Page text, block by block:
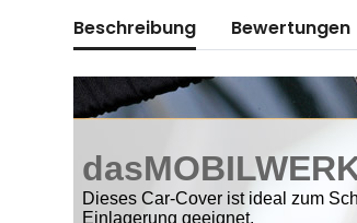
Beschreibung Bewertungen